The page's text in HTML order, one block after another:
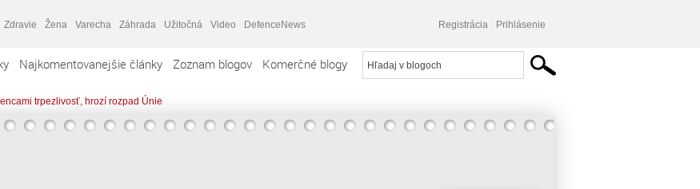
Zdravie Žena Varecha Záhrada Užitočná Video DefenceNews Registrácia Prihlásenie
Najkomentovanejšie články Zoznam blogov Komerčné blogy
trpezlivosť, hrozí rozpad Únie